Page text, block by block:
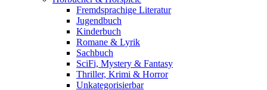
Fremdsprachige Literatur
Jugendbuch
Kinderbuch
Romane & Lyrik
Sachbuch
SciFi, Mystery & Fantasy
Thriller, Krimi & Horror
Unkategorisierbar